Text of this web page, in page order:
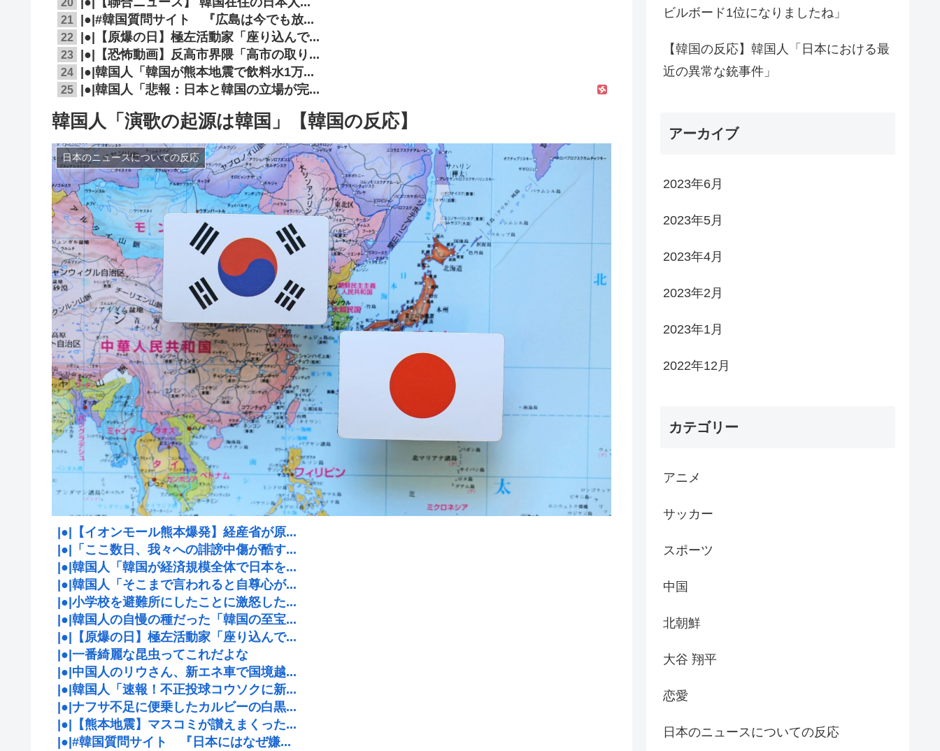
21 |●|#韓国質問サイト 『広島は今でも放...
22 |●|【原爆の日】極左活動家「座り込んで...
23 |●|【恐怖動画】反高市界隈「高市の取り...
24 |●|韓国人「韓国が熊本地震で飲料水1万...
25 |●|韓国人「悲報：日本と韓国の立場が完...
韓国人「演歌の起源は韓国」【韓国の反応】
日本のニュースについての反応
|●|【イオンモール熊本爆発】経産省が原...
|●|「ここ数日、我々への誹謗中傷が酷す...
|●|韓国人「韓国が経済規模全体で日本を...
|●|韓国人「そこまで言われると自尊心が...
|●|小学校を避難所にしたことに激怒した...
|●|韓国人の自慢の種だった「韓国の至宝...
|●|【原爆の日】極左活動家「座り込んで...
|●|一番綺麗な昆虫ってこれだよな
|●|中国人のリウさん、新エネ車で国境越...
|●|韓国人「速報！不正投球コウソクに新...
|●|ナフサ不足に便乗したカルビーの白黒...
|●|【熊本地震】マスコミが讃えまくった...
|●|#韓国質問サイト 『日本にはなぜ嫌...
ビルボード1位になりましたね」
【韓国の反応】韓国人「日本における最
近の異常な銃事件」
アーカイブ
2023年6月
2023年5月
2023年4月
2023年2月
2023年1月
2022年12月
カテゴリー
アニメ
サッカー
スポーツ
中国
北朝鮮
大谷 翔平
恋愛
日本のニュースについての反応